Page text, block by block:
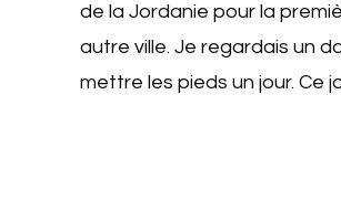
de la Jordanie pour la
autre ville. Je regardais un
mettre les pieds un jour. Ce